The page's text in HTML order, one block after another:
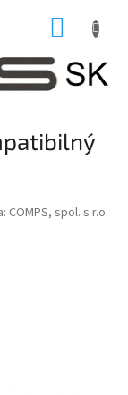
COMPS, spol. s r.o.